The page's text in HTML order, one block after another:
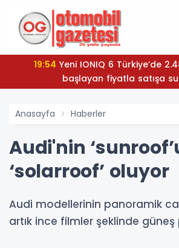
19:54
başlayan fiyatla satışa
Anasayfa Haberler
Audi'nin
‘solarroof’ oluyor
Audi modellerinin panoramik
artık ince filmler şeklinde